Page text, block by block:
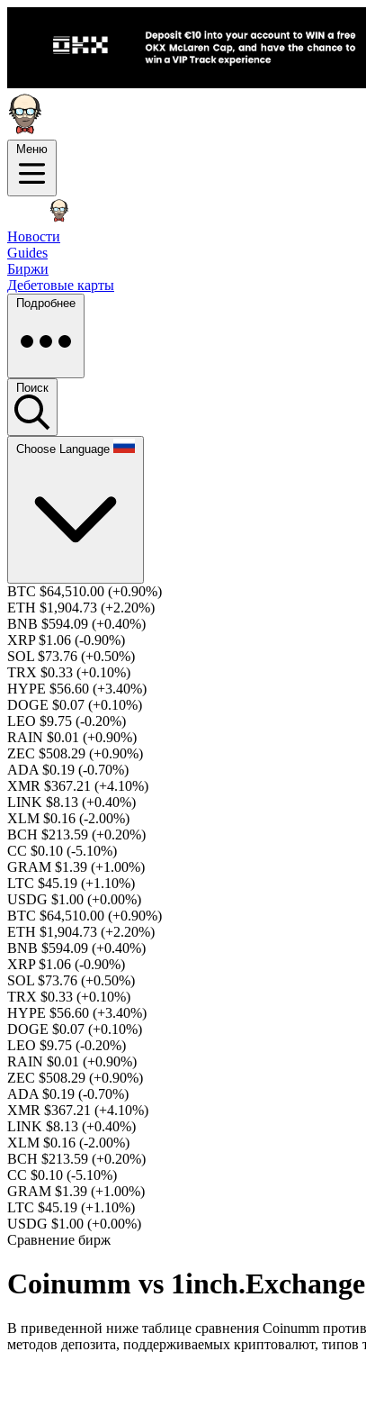
Меню
Новости
Guides
Биржи
Дебетовые карты
Подробнее
Поиск
Choose Language
BTC $64,510.00 (+0.90%)
ETH $1,904.73 (+2.20%)
BNB $594.09 (+0.40%)
XRP $1.06 (-0.90%)
SOL $73.76 (+0.50%)
TRX $0.33 (+0.10%)
HYPE $56.60 (+3.40%)
DOGE $0.07 (+0.10%)
LEO $9.75 (-0.20%)
RAIN $0.01 (+0.90%)
ZEC $508.29 (+0.90%)
ADA $0.19 (-0.70%)
XMR $367.21 (+4.10%)
LINK $8.13 (+0.40%)
XLM $0.16 (-2.00%)
BCH $213.59 (+0.20%)
CC $0.10 (-5.10%)
GRAM $1.39 (+1.00%)
LTC $45.19 (+1.10%)
USDG $1.00 (+0.00%)
BTC $64,510.00 (+0.90%)
ETH $1,904.73 (+2.20%)
BNB $594.09 (+0.40%)
XRP $1.06 (-0.90%)
SOL $73.76 (+0.50%)
TRX $0.33 (+0.10%)
HYPE $56.60 (+3.40%)
DOGE $0.07 (+0.10%)
LEO $9.75 (-0.20%)
RAIN $0.01 (+0.90%)
ZEC $508.29 (+0.90%)
ADA $0.19 (-0.70%)
XMR $367.21 (+4.10%)
LINK $8.13 (+0.40%)
XLM $0.16 (-2.00%)
BCH $213.59 (+0.20%)
CC $0.10 (-5.10%)
GRAM $1.39 (+1.00%)
LTC $45.19 (+1.10%)
USDG $1.00 (+0.00%)
Сравнение бирж
Coinumm vs 1inch.Exchange
В приведенной ниже таблице сравнения Coinumm
методов депозита, поддерживаемых криптовалют, типов